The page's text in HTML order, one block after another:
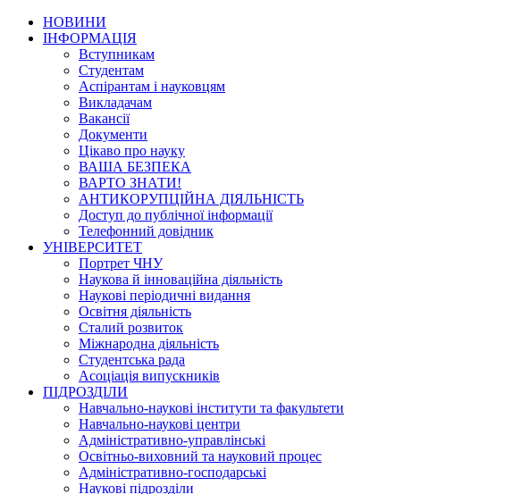
НОВИНИ
ІНФОРМАЦІЯ
Вступникам
Студентам
Аспірантам і науковцям
Викладачам
Вакансії
Документи
Цікаво про науку
ВАША БЕЗПЕКА
ВАРТО ЗНАТИ!
АНТИКОРУПЦІЙНА ДІЯЛЬНІСТЬ
Доступ до публічної інформації
Телефонний довідник
УНІВЕРСИТЕТ
Портрет ЧНУ
Наукова й інноваційна діяльність
Наукові періодичні видання
Освітня діяльність
Сталий розвиток
Міжнародна діяльність
Студентська рада
Асоціація випускників
ПІДРОЗДІЛИ
Навчально-наукові інститути та факультети
Навчально-наукові центри
Адміністративно-управлінські
Освітньо-виховний та науковий процес
Адміністративно-господарські
Наукові підрозділи